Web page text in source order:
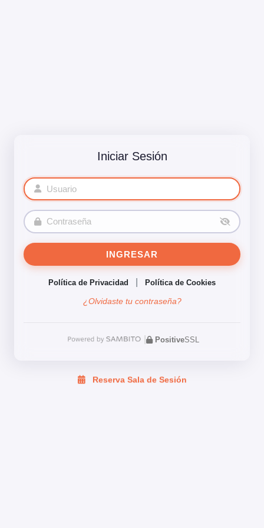
Iniciar Sesión
INGRESAR
Política de Privacidad Política de Cookies
¿Olvidaste tu contraseña?
| PositiveSSL
Reserva Sala de Sesión